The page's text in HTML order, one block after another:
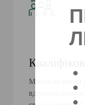
Маємо великий